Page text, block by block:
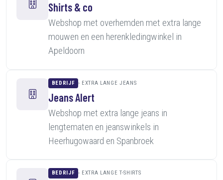
Shirts & co
Webshop met overhemden met extra lange
mouwen en een herenkledingwinkel in
Apeldoorn
BEDRIJF EXTRA LANGE JEANS
Jeans Alert
Webshop met extra lange jeans in
lengtematen en jeanswinkels in
Heerhugowaard en Spanbroek
BEDRIJF EXTRA LANGE T-SHIRTS